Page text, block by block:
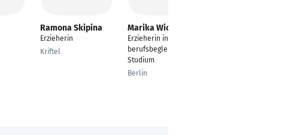
Ramona Skipina
Erzieherin
Kriftel
Marika Wichmann
Erzieherin in
berufsbegleitendem
Studium
Berlin